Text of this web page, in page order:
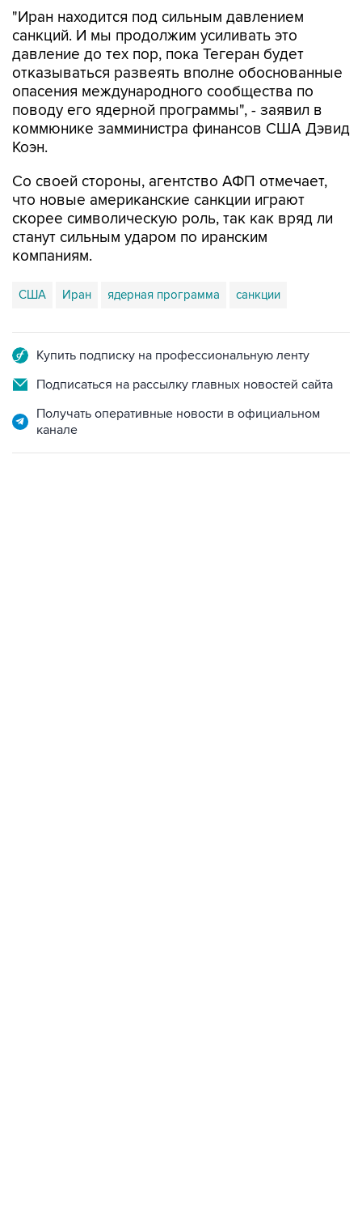
"Иран находится под сильным давлением
санкций. И мы продолжим усиливать это
давление до тех пор, пока Тегеран будет
отказываться развеять вполне обоснованные
опасения международного сообщества по
поводу его ядерной программы", - заявил в
коммюнике замминистра финансов США Дэвид
Коэн.
Со своей стороны, агентство АФП отмечает,
что новые американские санкции играют
скорее символическую роль, так как вряд ли
станут сильным ударом по иранским
компаниям.
США Иран ядерная программа санкции
Купить подписку на профессиональную ленту
Подписаться на рассылку главных новостей сайта
Получать оперативные новости в официальном
канале